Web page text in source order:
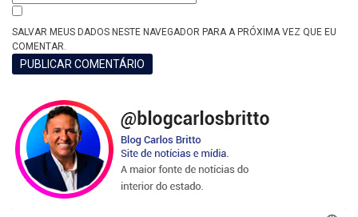
SALVAR MEUS DADOS NESTE NAVEGADOR PARA A PRÓXIMA VEZ QUE EU
COMENTAR.